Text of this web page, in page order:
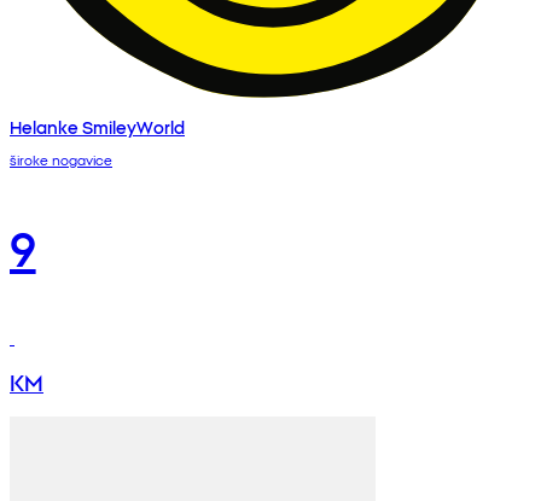
Helanke SmileyWorld
široke nogavice
9
KM